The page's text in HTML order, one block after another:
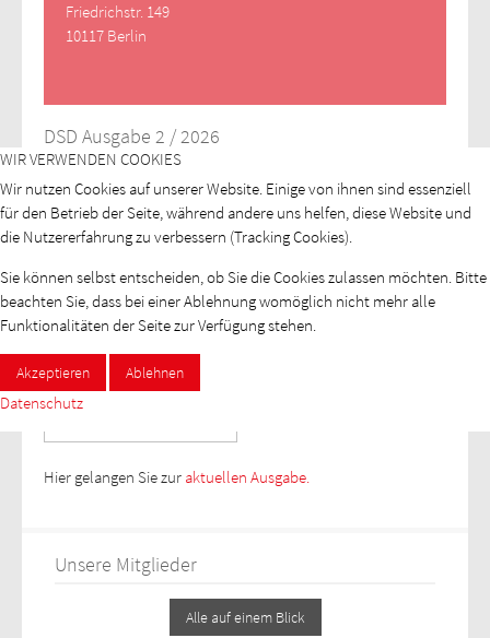
Friedrichstr. 149
10117 Berlin
DSD Ausgabe 2 / 2026
Hier gelangen Sie zur aktuellen Ausgabe.
Unsere Mitglieder
Alle auf einem Blick
WIR VERWENDEN COOKIES
Wir nutzen Cookies auf unserer Website. Einige von ihnen sind essenziell
für den Betrieb der Seite, während andere uns helfen, diese Website und
die Nutzererfahrung zu verbessern (Tracking Cookies).
Sie können selbst entscheiden, ob Sie die Cookies zulassen möchten. Bitte
beachten Sie, dass bei einer Ablehnung womöglich nicht mehr alle
Funktionalitäten der Seite zur Verfügung stehen.
Akzeptieren Ablehnen
Datenschutz